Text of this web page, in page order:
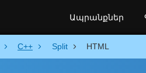
C++ Split HTML
Ապրանքներ